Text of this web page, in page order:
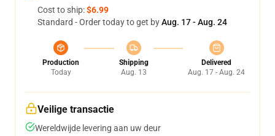
Cost to ship:$6.99
Standard - Order today to get byAug. 17 - Aug. 24
Production
Today
Shipping
Aug. 13
Delivered
Aug. 17 - Aug. 24
Veilige transactie
Wereldwijde levering aan uw deur